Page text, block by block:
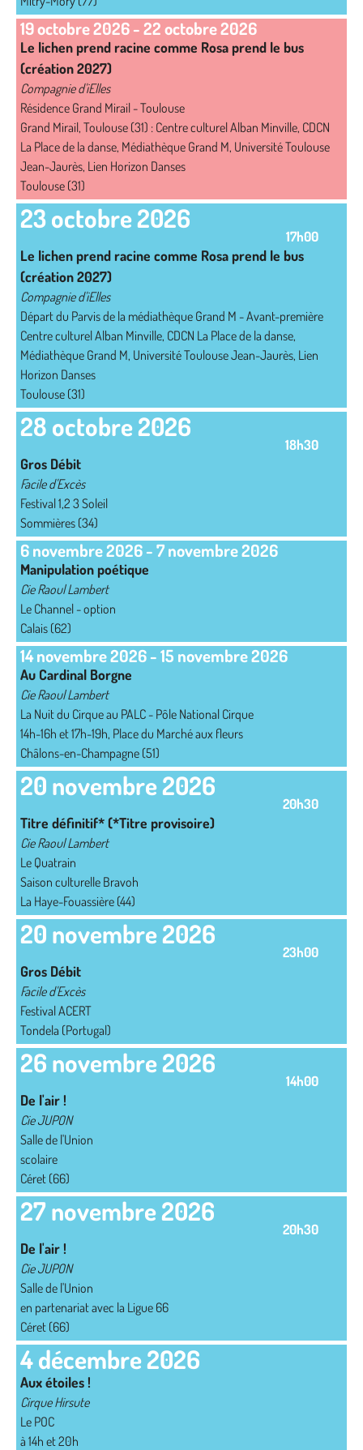
19 octobre 2026-22 octobre 2026
Le lichen prend racine comme Rosa prend le bus
(création 2027)
Compagnie d'iElles
Résidence Grand Mirail - Toulouse
Grand Mirail, Toulouse (31) : Centre culturel Alban Minville, CDCN
La Place de la danse, Médiathèque Grand M, Université Toulouse
Jean-Jaurès, Lien Horizon Danses
Toulouse (31)
23 octobre 2026
17h00
Le lichen prend racine comme Rosa prend le bus
(création 2027)
Compagnie d'iElles
Départ du Parvis de la médiathèque Grand M - Avant-première
Centre culturel Alban Minville, CDCN La Place de la danse,
Médiathèque Grand M, Université Toulouse Jean-Jaurès, Lien
Horizon Danses
Toulouse (31)
28 octobre 2026
18h30
Gros Débit
Facile d'Excès
Festival 1,2 3 Soleil
Sommières (34)
6 novembre 2026-7 novembre 2026
Manipulation poétique
Cie Raoul Lambert
Le Channel - option
Calais (62)
14 novembre 2026-15 novembre 2026
Au Cardinal Borgne
Cie Raoul Lambert
La Nuit du Cirque au PALC - Pôle National Cirque
14h-16h et 17h-19h, Place du Marché aux fleurs
Châlons-en-Champagne (51)
20 novembre 2026
20h30
Titre définitif* (*Titre provisoire)
Cie Raoul Lambert
Le Quatrain
Saison culturelle Bravoh
La Haye-Fouassière (44)
20 novembre 2026
23h00
Gros Débit
Facile d'Excès
Festival ACERT
Tondela (Portugal)
26 novembre 2026
14h00
De l'air !
Cie JUPON
Salle de l'Union
scolaire
Céret (66)
27 novembre 2026
20h30
De l'air !
Cie JUPON
Salle de l'Union
en partenariat avec la Ligue 66
Céret (66)
4 décembre 2026
Aux étoiles !
Cirque Hirsute
Le POC
à 14h et 20h